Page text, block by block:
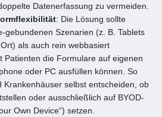
Datenerfassung zu vermeiden.
: Die Lösung sollte
gebundenen Szenarien (z. B. Tablets
als auch rein webbasiert
Patienten die Formulare auf eigenen
oder PC ausfüllen können. So
Krankenhäuser selbst entscheiden, ob
oder ausschließlich auf BYOD-
Own Device“) setzen.